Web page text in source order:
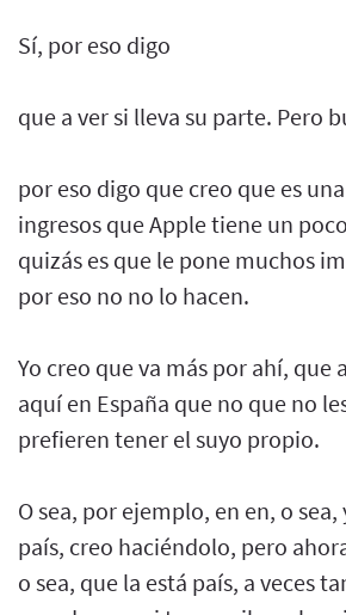
Sí, por eso digo
que a ver si lleva su parte. Pero
por eso digo que creo que es
ingresos que Apple tiene un
quizás es que le pone muchos
por eso no no lo hacen.
Yo creo que va más por ahí, que
aquí en España que no que no
prefieren tener el suyo propio.
O sea, por ejemplo, en en, o
país, creo haciéndolo, pero
o sea, que la está país, a veces